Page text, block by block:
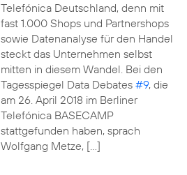
Telefónica Deutschland, denn mit
fast 1.000 Shops und Partnershops
sowie Datenanalyse für den Handel
steckt das Unternehmen selbst
mitten in diesem Wandel. Bei den
Tagesspiegel Data Debates #9, die
am 26. April 2018 im Berliner
Telefónica BASECAMP
stattgefunden haben, sprach
Wolfgang Metze, […]